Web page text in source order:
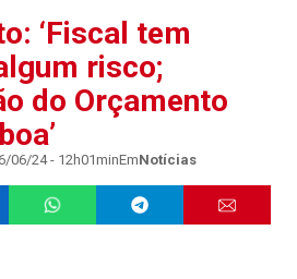
‘Fiscal tem
risco;
do Orçamento
06/24 - 12h01minEmNotícias